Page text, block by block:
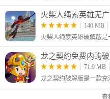
4、选手站在绳子上时，按下相
击，打出压制。
火柴人绳索英雄无
140 MB
龙之契约免费内购
71.9 MB
查